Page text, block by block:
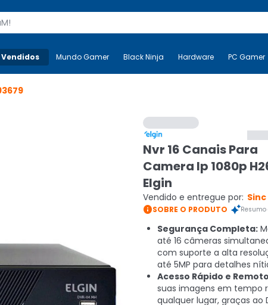
Mais-v- Mundo Gamer Black Ninja Hardware
Mundo Gamer Black Ninja Hardware PC Gamer
Nvr 16 Canais Para
Camera Ip 1080p
Elgin
Vendido e entregue por: Sinc
SOBRE O PRODUTO
Segurança Completa:
até 16 câmeras
com suporte a alta
até 5MP para detalhes
Acesso Rápido e
suas imagens em tempo
qualquer lugar, graças ao